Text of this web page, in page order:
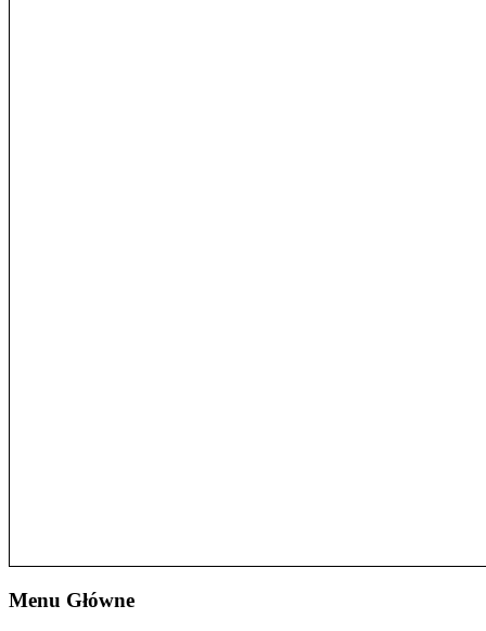
Menu Główne